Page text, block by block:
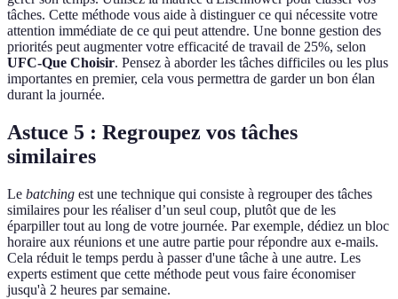
tâches. Cette méthode vous aide à distinguer ce qui nécessite votre
attention immédiate de ce qui peut attendre. Une bonne gestion des
priorités peut augmenter votre efficacité de travail de 25%, selon
UFC-Que Choisir. Pensez à aborder les tâches difficiles ou les plus
importantes en premier, cela vous permettra de garder un bon élan
durant la journée.
Astuce 5 : Regroupez vos tâches
similaires
Le batching est une technique qui consiste à regrouper des tâches
similaires pour les réaliser d’un seul coup, plutôt que de les
éparpiller tout au long de votre journée. Par exemple, dédiez un bloc
horaire aux réunions et une autre partie pour répondre aux e-mails.
Cela réduit le temps perdu à passer d'une tâche à une autre. Les
experts estiment que cette méthode peut vous faire économiser
jusqu'à 2 heures par semaine.